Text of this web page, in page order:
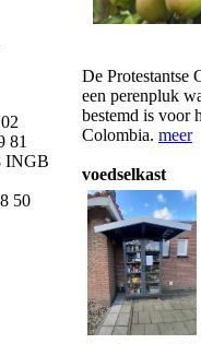
81
INGB
50
De Protestantse
een perenpluk
bestemd is voor
Colombia. meer
voedselkast